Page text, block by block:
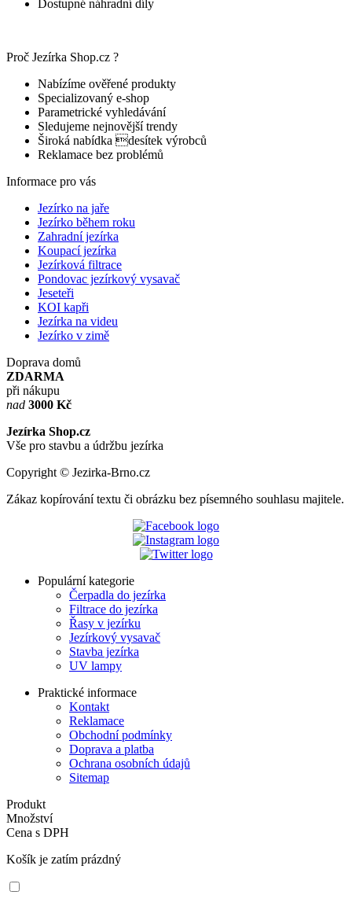
Dostupné náhradní díly
Proč Jezírka Shop.cz ?
Nabízíme ověřené produkty
Specializovaný e-shop
Parametrické vyhledávání
Sledujeme nejnovější trendy
Široká nabídka desítek výrobců
Reklamace bez problémů
Informace pro vás
Jezírko na jaře
Jezírko během roku
Zahradní jezírka
Koupací jezírka
Jezírková filtrace
Pondovac jezírkový vysavač
Jeseteři
KOI kapři
Jezírka na videu
Jezírko v zimě
Doprava domů
ZDARMA
při nákupu
nad 3000 Kč
Jezírka Shop.cz
Vše pro stavbu a údržbu jezírka
Copyright © Jezirka-Brno.cz
Zákaz kopírování textu či obrázku bez písemného souhlasu majitele.
Populární kategorie
Čerpadla do jezírka
Filtrace do jezírka
Řasy v jezírku
Jezírkový vysavač
Stavba jezírka
UV lampy
Praktické informace
Kontakt
Reklamace
Obchodní podmínky
Doprava a platba
Ochrana osobních údajů
Sitemap
Produkt
Množství
Cena s DPH
Košík je zatím prázdný